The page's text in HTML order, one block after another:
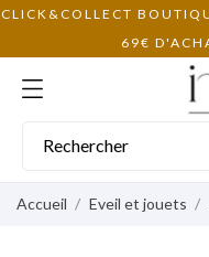
CLICK&COLLECT
69€
Accueil Eveil et jouets